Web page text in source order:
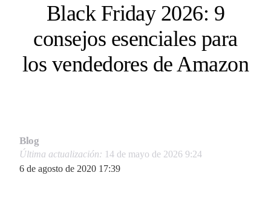
Black Friday 2026: 9
consejos esenciales para
los vendedores de Amazon
Blog
Última actualización: 14 de mayo de 2026 9:24
6 de agosto de 2020 17:39